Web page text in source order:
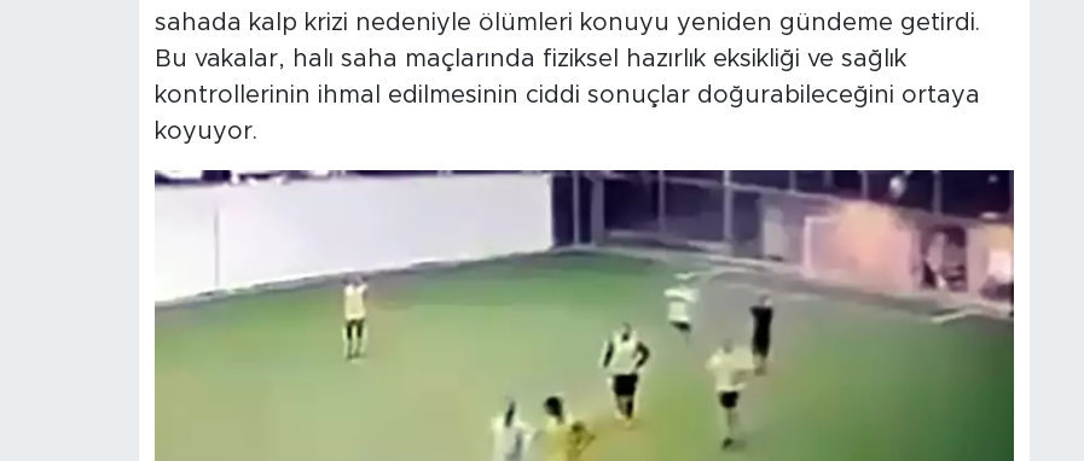
sahada kalp krizi nedeniyle ölümleri konuyu yeniden gündeme getirdi.
Bu vakalar, halı saha maçlarında fiziksel hazırlık eksikliği ve sağlık
kontrollerinin ihmal edilmesinin ciddi sonuçlar doğurabileceğini ortaya
koyuyor.